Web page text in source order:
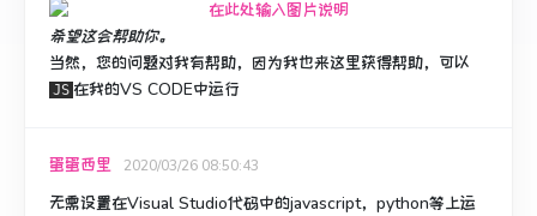
希望这会帮助你。
当然，您的问题对我有帮助，因为我也来这里获得帮助，可以
JS 在我的VS CODE中运行
蛋蛋西里 2020/03/26 08:50:43
无需设置在Visual Studio代码中的javascript，python等上运